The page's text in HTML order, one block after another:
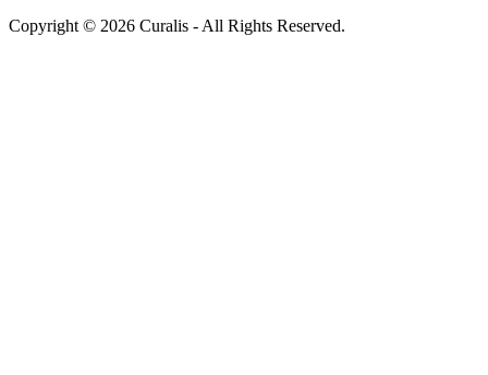
Copyright © 2026 Curalis - All Rights Reserved.